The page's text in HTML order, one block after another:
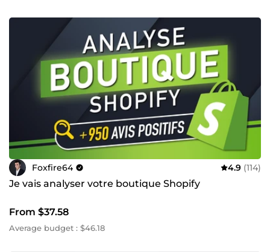
Foxfire64 4.9 (114)
Je vais analyser votre boutique Shopify
From $37.58
Average budget : $46.18